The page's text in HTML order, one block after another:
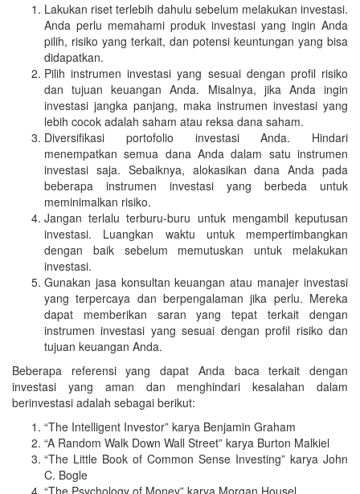
Lakukan riset terlebih dahulu sebelum melakukan investasi.
Anda perlu memahami produk investasi yang ingin Anda
pilih, risiko yang terkait, dan potensi keuntungan yang bisa
didapatkan.
Pilih instrumen investasi yang sesuai dengan profil risiko
dan tujuan keuangan Anda. Misalnya, jika Anda ingin
investasi jangka panjang, maka instrumen investasi yang
lebih cocok adalah saham atau reksa dana saham.
Diversifikasi portofolio investasi Anda. Hindari
menempatkan semua dana Anda dalam satu instrumen
investasi saja. Sebaiknya, alokasikan dana Anda pada
beberapa instrumen investasi yang berbeda untuk
meminimalkan risiko.
Jangan terlalu terburu-buru untuk mengambil keputusan
investasi. Luangkan waktu untuk mempertimbangkan
dengan baik sebelum memutuskan untuk melakukan
investasi.
Gunakan jasa konsultan keuangan atau manajer investasi
yang terpercaya dan berpengalaman jika perlu. Mereka
dapat memberikan saran yang tepat terkait dengan
instrumen investasi yang sesuai dengan profil risiko dan
tujuan keuangan Anda.
Beberapa referensi yang dapat Anda baca terkait dengan
investasi yang aman dan menghindari kesalahan dalam
berinvestasi adalah sebagai berikut:
“The Intelligent Investor” karya Benjamin Graham
“A Random Walk Down Wall Street” karya Burton Malkiel
“The Little Book of Common Sense Investing” karya John
C. Bogle
“The Psychology of Money” karya Morgan Housel